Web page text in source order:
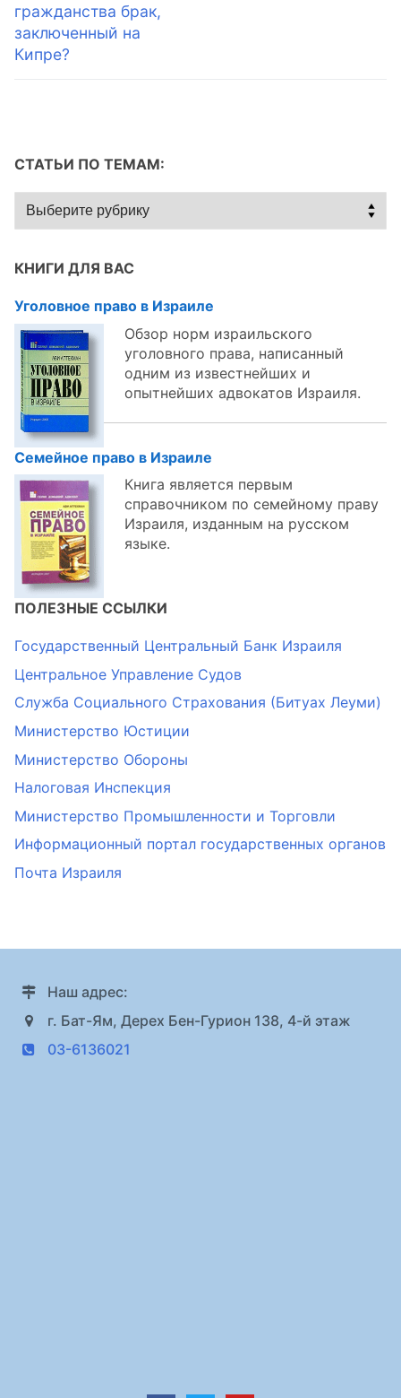
гражданства брак,
заключенный на
Кипре?
СТАТЬИ ПО ТЕМАМ:
Статьи
по
КНИГИ ДЛЯ ВАС
Уголовное право в Израиле
Обзор норм израильского
уголовного права, написанный
одним из известнейших и
опытнейших адвокатов Израиля.
Семейное право в Израиле
Книга является первым
справочником по семейному праву
Израиля, изданным на русском
языке.
ПОЛЕЗНЫЕ ССЫЛКИ
Государственный Центральный Банк Израиля
Центральное Управление Судов
Служба Социального Страхования (Битуах Леуми)
Министерство Юстиции
Министерство Обороны
Налоговая Инспекция
Министерство Промышленности и Торговли
Информационный портал государственных органов
Почта Израиля
Наш адрес:
г. Бат-Ям, Дерех Бен-Гурион 138, 4-й этаж
03-6136021